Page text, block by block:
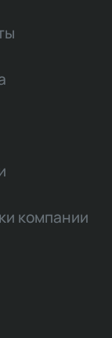
компании